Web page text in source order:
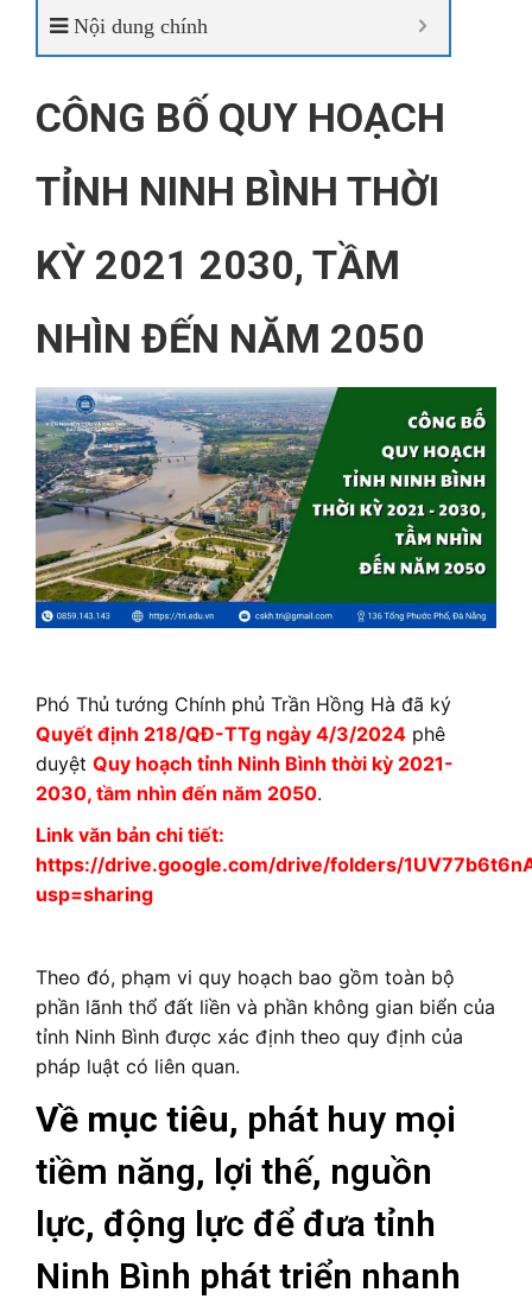
Nội dung chính
CÔNG BỐ QUY HOẠCH
TỈNH NINH BÌNH THỜI
KỲ 2021 2030, TẦM
NHÌN ĐẾN NĂM 2050
Phó Thủ tướng Chính phủ Trần Hồng Hà đã ký
Quyết định 218/QĐ-TTg ngày 4/3/2024 phê
duyệt Quy hoạch tỉnh Ninh Bình thời kỳ 2021-
2030, tầm nhìn đến năm 2050.
Link văn bản chi tiết:
https://drive.google.com/drive/folders/
usp=sharing
Theo đó, phạm vi quy hoạch bao gồm toàn bộ
phần lãnh thổ đất liền và phần không gian biển của
tỉnh Ninh Bình được xác định theo quy định của
pháp luật có liên quan.
Về mục tiêu, phát huy mọi
tiềm năng, lợi thế, nguồn
lực, động lực để đưa tỉnh
Ninh Bình phát triển nhanh